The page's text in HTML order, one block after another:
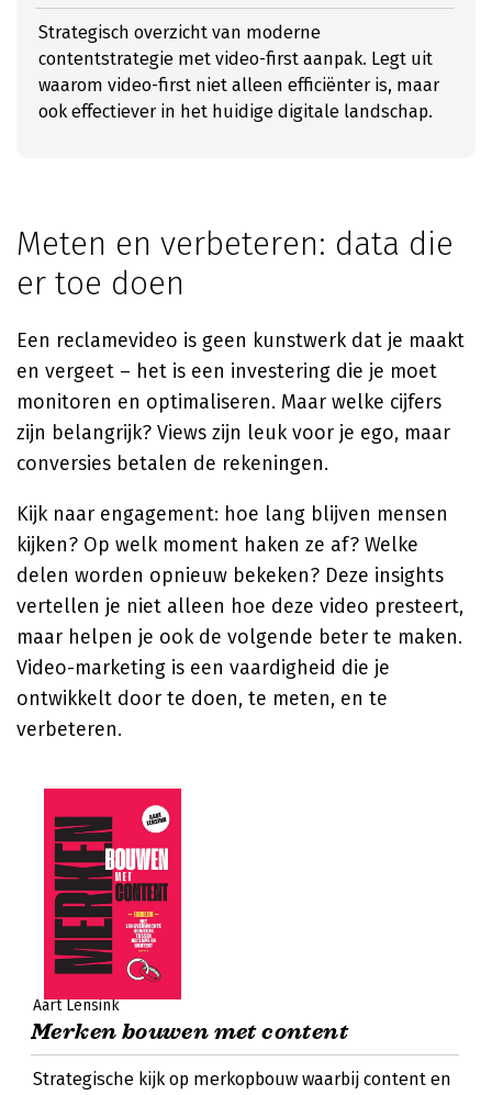
Strategisch overzicht van moderne
contentstrategie met video-first aanpak. Legt uit
waarom video-first niet alleen efficiënter is, maar
ook effectiever in het huidige digitale landschap.
Meten en verbeteren: data die
er toe doen
Een reclamevideo is geen kunstwerk dat je maakt
en vergeet – het is een investering die je moet
monitoren en optimaliseren. Maar welke cijfers
zijn belangrijk? Views zijn leuk voor je ego, maar
conversies betalen de rekeningen.
Kijk naar engagement: hoe lang blijven mensen
kijken? Op welk moment haken ze af? Welke
delen worden opnieuw bekeken? Deze insights
vertellen je niet alleen hoe deze video presteert,
maar helpen je ook de volgende beter te maken.
Video-marketing is een vaardigheid die je
ontwikkelt door te doen, te meten, en te
verbeteren.
Aart Lensink
Merken bouwen met content
Strategische kijk op merkopbouw waarbij content en